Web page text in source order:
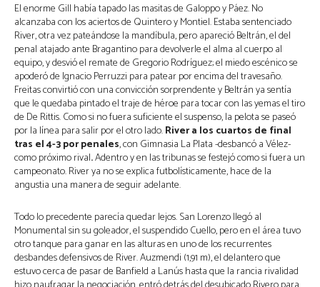
El enorme Gill había tapado las masitas de Galoppo y Páez. No
alcanzaba con los aciertos de Quintero y Montiel. Estaba sentenciado
River, otra vez pateándose la mandíbula, pero apareció Beltrán, el del
penal atajado ante Bragantino para devolverle el alma al cuerpo al
equipo, y desvió el remate de Gregorio Rodríguez; el miedo escénico se
apoderó de Ignacio Perruzzi para patear por encima del travesaño.
Freitas convirtió con una convicción sorprendente y Beltrán ya sentía
que le quedaba pintado el traje de héroe para tocar con las yemas el tiro
de De Rittis. Como si no fuera suficiente el suspenso, la pelota se paseó
por la línea para salir por el otro lado.River a los cuartos de final
tras el 4-3 por penales, con Gimnasia La Plata -desbancó a Vélez-
como próximo rival.Adentro y en las tribunas se festejó como si fuera un
campeonato. River ya no se explica futbolísticamente, hace de la
angustia una manera de seguir adelante.
Todo lo precedente parecía quedar lejos. San Lorenzo llegó al
Monumental sin su goleador, el suspendido Cuello, pero en el área tuvo
otro tanque para ganar en las alturas en uno de los recurrentes
desbandes defensivos de River. Auzmendi (1,91 m), el delantero que
estuvo cerca de pasar de Banfield a Lanús hasta que la rancia rivalidad